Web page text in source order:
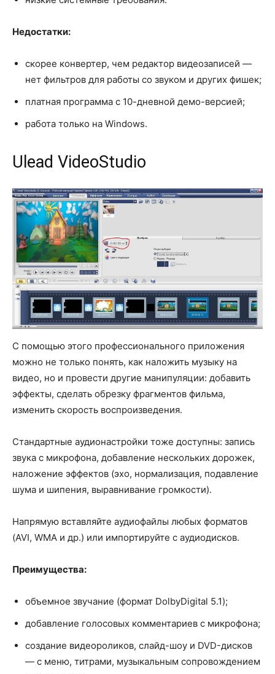
Недостатки:
скорее конвертер, чем редактор видеозаписей —
нет фильтров для работы со звуком и других фишек;
платная программа с 10-дневной демо-версией;
работа только на Windows.
Ulead VideoStudio​
С помощью этого профессионального приложения
можно не только понять, как наложить музыку на
видео, но и провести другие манипуляции: добавить
эффекты, сделать обрезку фрагментов фильма,
изменить скорость воспроизведения.
Стандартные аудионастройки тоже доступны: запись
звука с микрофона, добавление нескольких дорожек,
наложение эффектов (эхо, нормализация, подавление
шума и шипения, выравнивание громкости).
Напрямую вставляйте аудиофайлы любых форматов
(AVI, WMA и др.) или импортируйте с аудиодисков.
Преимущества:
объемное звучание (формат DolbyDigital 5.1);
добавление голосовых комментариев с микрофона;
создание видеороликов, слайд-шоу и DVD-дисков
— с меню, титрами, музыкальным сопровождением